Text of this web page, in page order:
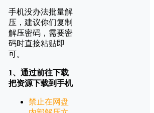
手机没办法批量解
压，建议你们复制
解压密码，需要密
码时直接粘贴即
可。
1、通过前往下载
把资源下载到手机
禁止在网盘